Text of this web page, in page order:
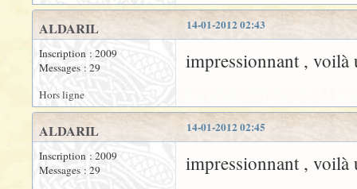
14-01-2012 02:43
ALDARIL
Inscription : 2009
Messages : 29
impressionnant ,
Hors ligne
14-01-2012 02:45
ALDARIL
Inscription : 2009
Messages : 29
impressionnant ,